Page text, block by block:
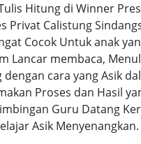
Hitung di Winner
Privat Calistung
Cocok Untuk anak
Lancar membaca,
cara yang Asik
Proses dan Hasil
Guru Datang
Asik Menyenangkan.